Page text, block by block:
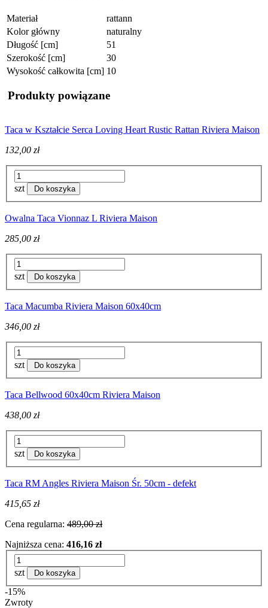
Materiał
rattann
Kolor główny
naturalny
Długość [cm]
51
Szerokość [cm]
30
Wysokość całkowita [cm] 10
Produkty powiązane
Taca w Kształcie Serca Loving Heart Rustic Rattan Riviera Maison
132,00 zł
szt Do koszyka
Owalna Taca Vionnaz L Riviera Maison
285,00 zł
szt Do koszyka
Taca Macumba Riviera Maison 60x40cm
346,00 zł
szt Do koszyka
Taca Bellwood 60x40cm Riviera Maison
438,00 zł
szt Do koszyka
Taca RM Angles Riviera Maison Śr. 50cm - defekt
415,65 zł
Cena regularna: 489,00 zł
Najniższa cena: 416,16 zł
szt Do koszyka
-15%
Zwroty